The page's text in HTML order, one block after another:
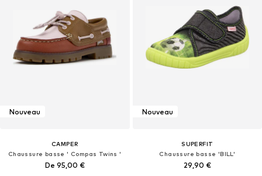
Nouveau
CAMPER
Chaussure basse ' Compas Twins '
De 95,00 €
Nouveau
SUPERFIT
Chaussure basse 'BILL'
29,90 €